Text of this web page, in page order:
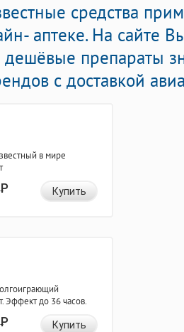
средства
аптеке. На сайте
дешёвые препараты
с доставкой
в мире
Р Купить
Эффект до 36 часов.
Р Купить